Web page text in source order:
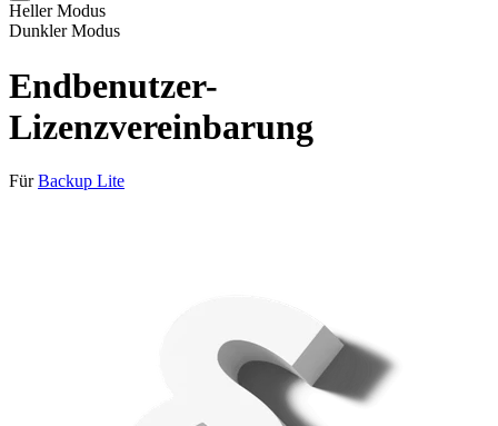
Heller Modus
Dunkler Modus
Endbenutzer-
Lizenzvereinbarung
FürBackup Lite